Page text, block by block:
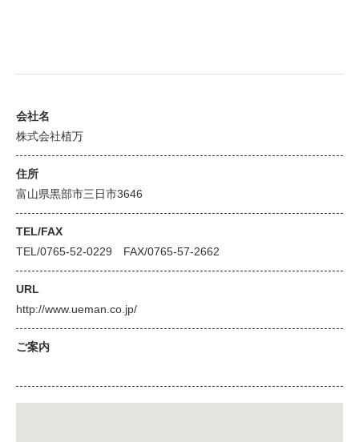
会社名
株式会社植万
住所
富山県黒部市三日市3646
TEL/FAX
TEL/0765-52-0229 FAX/0765-57-2662
URL
http://www.ueman.co.jp/
ご案内